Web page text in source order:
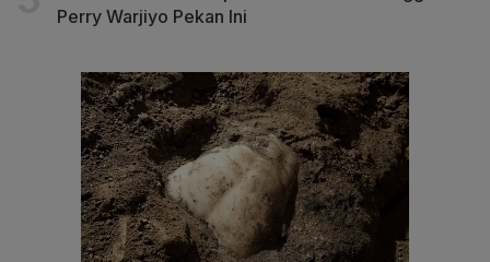
Perry Warjiyo Pekan Ini